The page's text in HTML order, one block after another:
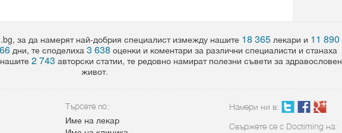
за да намерят най-добрия специалист измежду нашите 18 365 лекари и 11 890
дни, те споделиха 3 638 оценки и коментари за различни специалисти и станаха
2 743 авторски статии, те редовно намират полезни съвети за здравословен
живот.
Търсете по:
Име на лекар
Намери ни в:
Свържете се с Doctiming на: